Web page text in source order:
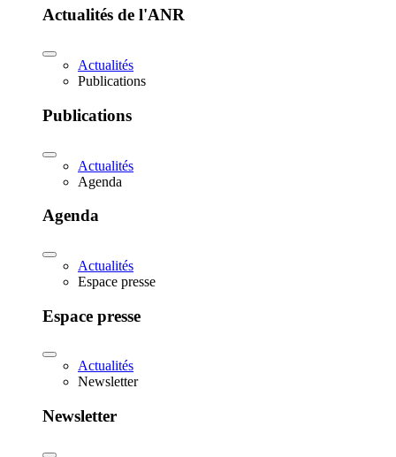
Actualités de l'ANR
Actualités
Publications
Publications
Actualités
Agenda
Agenda
Actualités
Espace presse
Espace presse
Actualités
Newsletter
Newsletter